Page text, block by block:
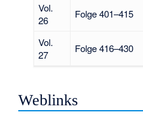
Vol.
26
Folge 401–415
Vol.
27
Folge 416–430
Weblinks